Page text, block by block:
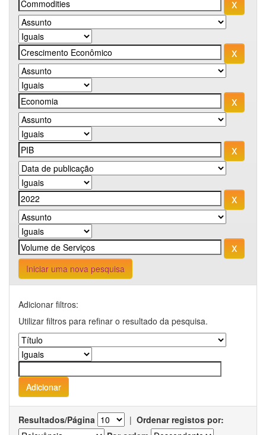
Iniciar uma nova pesquisa
Adicionar filtros:
Utilizar filtros para refinar o resultado da pesquisa.
Resultados/Página | Ordenar registos por: